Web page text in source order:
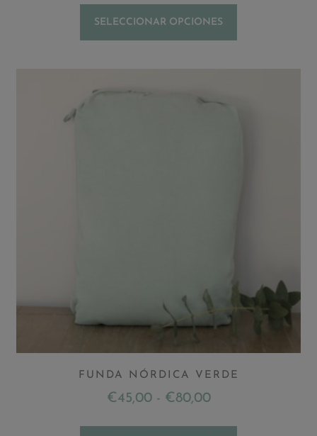
SELECCIONAR OPCIONES
FUNDA NÓRDICA VERDE
€45,00 - €80,00